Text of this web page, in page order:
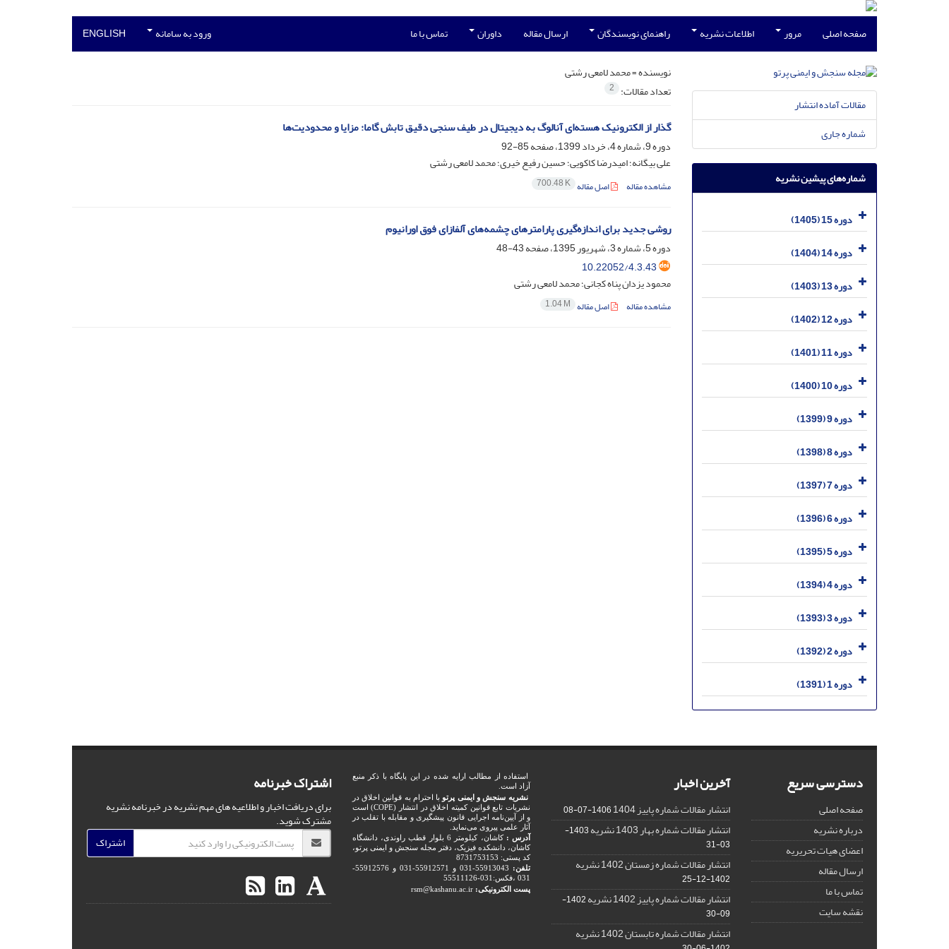
صفحه اصلی مرور اطلاعات نشریه راهنمای نویسندگان ارسال مقاله داوران تماس با ما ورود به سامانه ENGLISH
نویسنده =محمد لامعی رشتی
تعداد مقالات: 2
گذار از الکترونیک هسته‌ای آنالوگ به دیجیتال در طیف سنجی دقیق تابش گاما: مزایا و محدودیت‌ها
دوره 9، شماره 4، خرداد 1399، صفحه
85-92
علی بیگانه؛ امیدرضا کاکویی؛ حسین رفیع خیری؛ محمد لامعی رشتی
مشاهده مقاله اصل مقاله 700.48 K
روشی جدید برای اندازه‌گیری پارامترهای چشمه‌های آلفازای فوق اورانیوم
دوره 5، شماره 3، شهریور 1395، صفحه
43-48
10.22052/4.3.43
محمود یزدان پناه کجانی؛ محمد لامعی رشتی
مشاهده مقاله اصل مقاله 1.04 M
مقالات آماده انتشار
شماره جاری
شماره‌های پیشین نشریه
دوره 15 (1405)
دوره 14 (1404)
دوره 13 (1403)
دوره 12 (1402)
دوره 11 (1401)
دوره 10 (1400)
دوره 9 (1399)
دوره 8 (1398)
دوره 7 (1397)
دوره 6 (1396)
دوره 5 (1395)
دوره 4 (1394)
دوره 3 (1393)
دوره 2 (1392)
دوره 1 (1391)
دسترسی سریع
صفحه اصلی
درباره نشریه
اعضای هیات تحریریه
ارسال مقاله
تماس با ما
نقشه سایت
آخرین اخبار
انتشار مقالات شماره پاییز 1404 1406-07-08
انتشار مقالات شماره بهار 1403 نشریه
1403-
03-31
انتشار مقالات شماره زمستان 1402 نشریه
1402-12-25
انتشار مقالات شماره پاییز 1402 نشریه
1402-
09-30
انتشار مقالات شماره تابستان 1402 نشریه
استفاده از مطالب ارایه شده در این پایگاه با ذکر منبع
آزاد است.
نشریه سنجش و ایمنی پرتو با احترام به قوانین اخلاق در
نشریات تابع قوانین کمیته اخلاق در انتشار (COPE) است
و از آیین‌نامه اجرایی قانون پیشگیری و مقابله با تقلب در
آثار علمی پیروی می‌نماید.
آدرس :
کاشان، کیلومتر 6 بلوار قطب راوندی، دانشگاه
کاشان، دانشکده فیزیک، دفتر مجله سنجش و ایمنی پرتو،
کد پستی: 8731753153
تلفن:
55913043-031 و 55912571-031 و 55912576-
031 ،فکس:031-55511126
پست الکترونیکی: rsm@kashanu.ac.ir
اشتراک خبرنامه
برای دریافت اخبار و اطلاعیه های مهم نشریه در خبرنامه نشریه
مشترک شوید.
اشتراک